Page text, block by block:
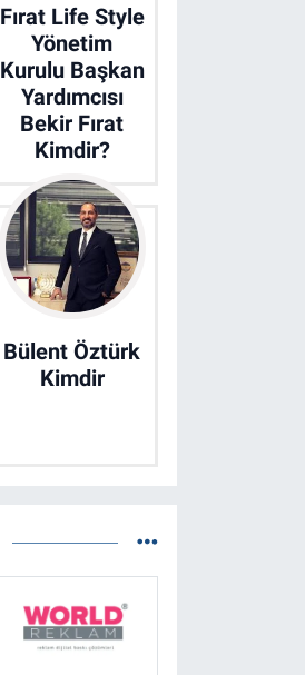
Fırat Life Style
Yönetim
Kurulu Başkan
Yardımcısı
Bekir Fırat
Kimdir?
Bülent Öztürk
Kimdir